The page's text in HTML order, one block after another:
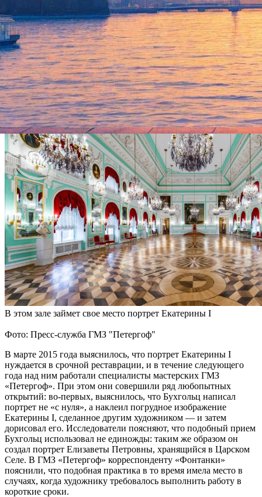
В понедельник 11 июля на свое место в Тронном зале
Большого Петергофского дворца вернется портрет
императрицы Екатерины I, написанный немецким
художником Генрихом Бухгольцем. Полотно было создано по
заказу Екатерины II в числе других изображений ее
предшественников — все они должны были украсить
Тронный зал после его перестройки по проекту архитектора
Юрия Фельтена.
В этом зале займет свое место портрет Екатерины I
Фото: Пресс-служба ГМЗ "Петергоф"
В марте 2015 года выяснилось, что портрет Екатерины I
нуждается в срочной реставрации, и в течение следующего
года над ним работали специалисты мастерских ГМЗ
«Петергоф». При этом они совершили ряд любопытных
открытий: во-первых, выяснилось, что Бухгольц написал
портрет не «с нуля», а наклеил погрудное изображение
Екатерины I, сделанное другим художником — и затем
дорисовал его. Исследователи поясняют, что подобный прием
Бухгольц использовал не единожды: таким же образом он
создал портрет Елизаветы Петровны, хранящийся в Царском
Селе. В ГМЗ «Петергоф» корреспонденту «Фонтанки»
пояснили, что подобная практика в то время имела место в
случаях, когда художнику требовалось выполнить работу в
короткие сроки.